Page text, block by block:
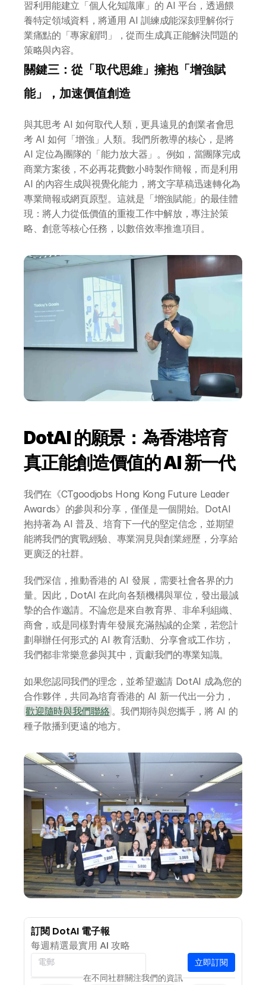
習利用能建立「個人化知識庫」的 AI 平台，透過餵
養特定領域資料，將通用 AI 訓練成能深刻理解你行
業痛點的「專家顧問」，從而生成真正能解決問題的
策略與內容。
關鍵三：從「取代思維」擁抱「增強賦
能」，加速價值創造
與其思考 AI 如何取代人類，更具遠見的創業者會思
考 AI 如何「增強」人類。我們所教導的核心，是將
AI 定位為團隊的「能力放大器」。例如，當團隊完成
商業方案後，不必再花費數小時製作簡報，而是利用
AI 的內容生成與視覺化能力，將文字草稿迅速轉化為
專業簡報或網頁原型。這就是「增強賦能」的最佳體
現：將人力從低價值的重複工作中解放，專注於策
略、創意等核心任務，以數倍效率推進項目。
DotAI 的願景：為香港培育
真正能創造價值的 AI 新一代
我們在《CTgoodjobs Hong Kong Future Leader
Awards》的參與和分享，僅僅是一個開始。DotAI
抱持著為 AI 普及、培育下一代的堅定信念，並期望
能將我們的實戰經驗、專業洞見與創業經歷，分享給
更廣泛的社群。
我們深信，推動香港的 AI 發展，需要社會各界的力
量。因此，DotAI 在此向各類機構與單位，發出最誠
摯的合作邀請。不論您是來自教育界、非牟利組織、
商會，或是同樣對青年發展充滿熱誠的企業，若您計
劃舉辦任何形式的 AI 教育活動、分享會或工作坊，
我們都非常樂意參與其中，貢獻我們的專業知識。
如果您認同我們的理念，並希望邀請 DotAI 成為您的
合作夥伴，共同為培育香港的 AI 新一代出一分力，
歡迎隨時與我們聯絡 。我們期待與您攜手，將 AI 的
種子散播到更遠的地方。
訂閱 DotAI 電子報
每週精選最實用 AI 攻略
電郵 立即訂閱
在不同社群關注我們的資訊
關於 DotAI
AI 課程
所有課程
全系列 30 小時
AI-in-One 全年 AI 學習通行證
全系列 29 小時
AI Builder 實戰訓練營
各類應用主題
AI 應用主題班系列
DotAI 課程時間表
AI 活動
AI 攻略及資訊
AI 企業培訓
學校 AI 培訓
一年任學 AI 課程計劃
網上 AI 學習平台
AI 應用服務
AI 創意廣告服務
聯絡我們